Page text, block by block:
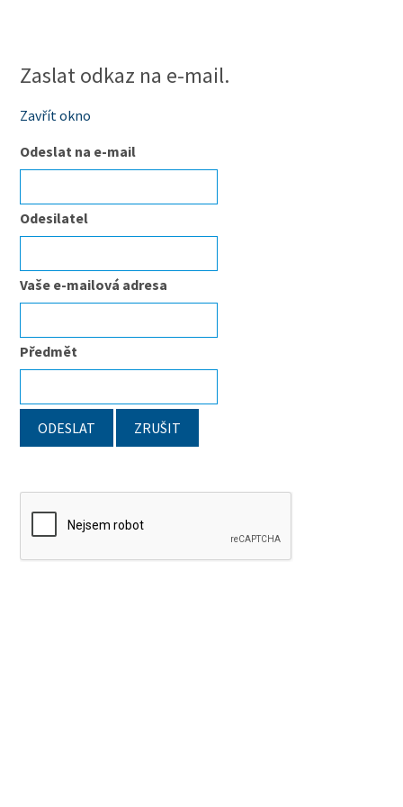
Zaslat odkaz na e-mail.
Zavřít okno
Odeslat na e-mail
Odesilatel
Vaše e-mailová adresa
Předmět
ODESLAT ZRUŠIT